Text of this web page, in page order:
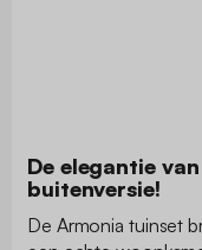
De elegantie
buitenversie!
De Armonia tuinset